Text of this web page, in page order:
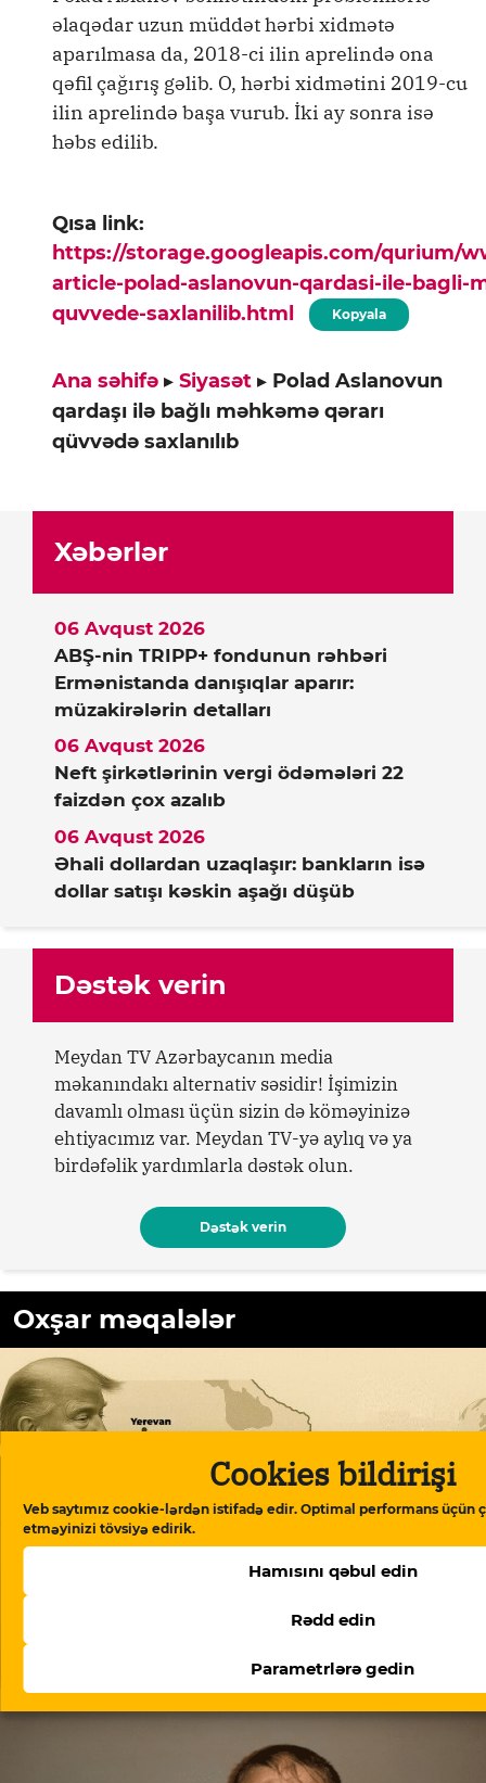
Cookies bildirişi
Veb saytımız cookie-lərdən istifadə edir. Optimal performans üçün
etməyinizi tövsiyə edirik.
Hamısını qəbul edin
Rədd edin
Parametrlərə gedin
əlaqədar uzun müddət hərbi xidmətə
aparılmasa da, 2018-ci ilin aprelində ona
qəfil çağırış gəlib. O, hərbi xidmətini 2019-cu
ilin aprelində başa vurub. İki ay sonra isə
həbs edilib.
Qısa link:
https://storage.googleapis.com/qurium/
article-polad-aslanovun-qardasi-ile-bagli-
quvvede-saxlanilib.html
Kopyala
Ana səhifə ▸ Siyasət ▸ Polad Aslanovun
qardaşı ilə bağlı məhkəmə qərarı
qüvvədə saxlanılıb
Xəbərlər
ABŞ-nin TRIPP+ fondunun rəhbəri
Ermənistanda danışıqlar aparır:
müzakirələrin detalları
06 Avqust 2026
Neft şirkətlərinin vergi ödəmələri 22
faizdən çox azalıb
06 Avqust 2026
Əhali dollardan uzaqlaşır: bankların isə
dollar satışı kəskin aşağı düşüb
06 Avqust 2026
Dəstək verin
Meydan TV Azərbaycanın media
məkanındakı alternativ səsidir! İşimizin
davamlı olması üçün sizin də köməyinizə
ehtiyacımız var. Meydan TV-yə aylıq və ya
birdəfəlik yardımlarla dəstək olun.
Dəstək verin
Oxşar məqalələr
ABŞ-nin TRIPP+ fondunun rəhbəri Ermənistanda
danışıqlar aparır: müzakirələrin detalları